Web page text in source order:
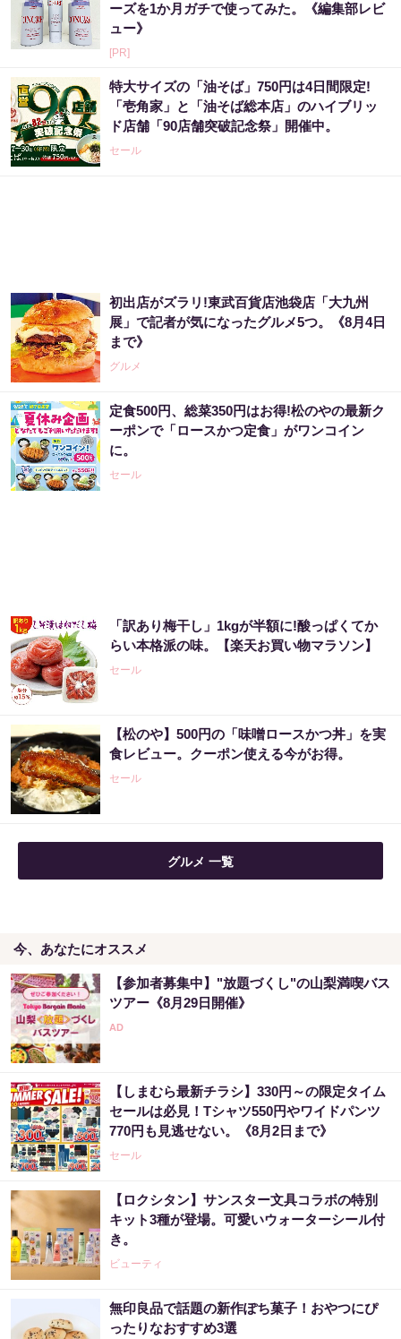
ーズを1か月ガチで使ってみた。《編集部レビ
ュー》
[PR]
特大サイズの「油そば」750円は4日間限定!
「壱角家」と「油そば総本店」のハイブリッ
ド店舗「90店舗突破記念祭」開催中。
セール
初出店がズラリ!東武百貨店池袋店「大九州
展」で記者が気になったグルメ5つ。《8月4日
まで》
グルメ
定食500円、総菜350円はお得!松のやの最新ク
ーポンで「ロースかつ定食」がワンコイン
に。
セール
「訳あり梅干し」1kgが半額に!酸っぱくてか
らい本格派の味。【楽天お買い物マラソン】
セール
【松のや】500円の「味噌ロースかつ丼」を実
食レビュー。クーポン使える今がお得。
セール
グルメ 一覧
今、あなたにオススメ
【参加者募集中】"放題づくし"の山梨満喫バス
ツアー《8月29日開催》
【しまむら最新チラシ】330円～の限定タイム
セールは必見！Tシャツ550円やワイドパンツ
770円も見逃せない。《8月2日まで》
セール
【ロクシタン】サンスター文具コラボの特別
キット3種が登場。可愛いウォーターシール付
き。
ビューティ
無印良品で話題の新作ぽち菓子！おやつにぴ
ったりなおすすめ3選